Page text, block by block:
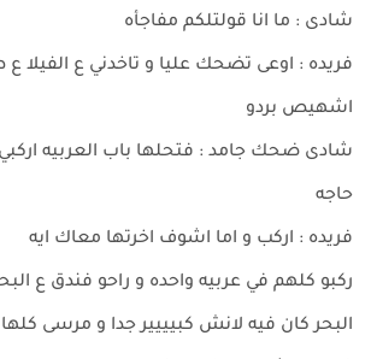
شادى : ما انا قولتلكم مفاجأه
فريده : اوعى تضحك عليا و تاخدني ع الفيلا ع
اشهيص بردو
شادى ضحك جامد : فتحلها باب العربيه
حاجه
فريده : اركب و اما اشوف اخرتها معاك ايه
ركبو كلهم في عربيه واحده و راحو فندق ع
البحر كان فيه لانش كبيييير جدا و مرسى